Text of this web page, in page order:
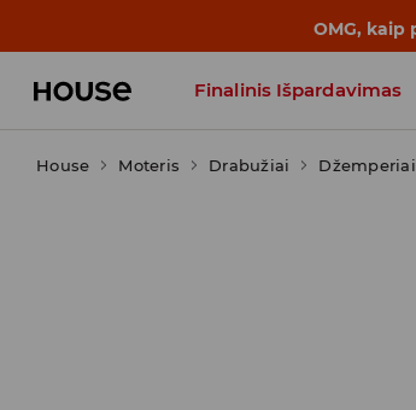
BACK TO SCHOOL📒
Finalinis Išpardavimas
Influencers' Faves
House Moteris Drabužiai Džemperiai